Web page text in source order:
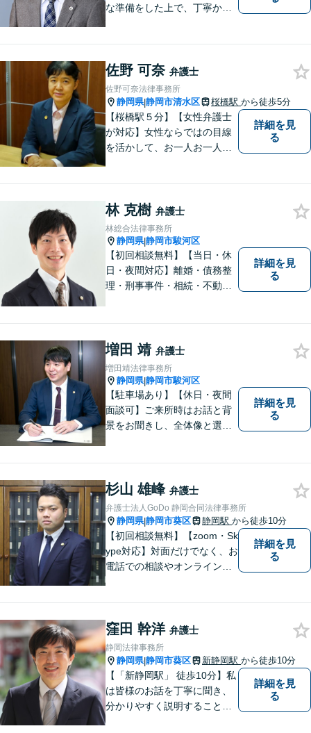
な準備をした上で、丁寧かつ
の損害賠償請求事件、相続・
離婚、破産・個人再生等は、
私が力を注ぎ、得意としてい
る分野です。
佐野 可奈 弁護士
佐野可奈法律事務所
静岡県|静岡市清水区 桜橋駅 から徒歩5分
【桜橋駅５分】【女性弁護士
が対応】女性ならではの目線
を活かして、お一人お一人の
っくり聞かせていただきま
す。法律面・精神面の両方か
らサポートいたします。
詳細を見
る
林 克樹 弁護士
林総合法律事務所
静岡県|静岡市駿河区
【初回相談無料】【当日・休
日・夜間対応】離婚・債務整
理・刑事事件・相続・不動産
す。法人・個人事業主の事業
再建・債務整理の問題解決に
自信があります。
詳細を見
る
増田 靖 弁護士
増田靖法律事務所
静岡県|静岡市駿河区
【駐車場あり】【休日・夜間
面談可】ご来所時はお話と背
景をお聞きし、全体像と選択
ください。
詳細を見
る
杉山 雄峰 弁護士
弁護士法人GoDo 静岡合同法律事務所
静岡県|静岡市葵区 静岡駅 から徒歩10分
【初回相談無料】【zoom・Sk
ype対応】対面だけでなく、お
電話での相談やオンライン相
だける最善の解決を目指しま
す。【ウェブ予約システムで
迅速な対応】
詳細を見
る
窪田 幹洋 弁護士
静岡法律事務所
静岡県|静岡市葵区 新静岡駅 から徒歩10分
【「新静岡駅」 徒歩10分】私
は皆様のお話を丁寧に聞き、
分かりやすく説明することを
詳細を見
る